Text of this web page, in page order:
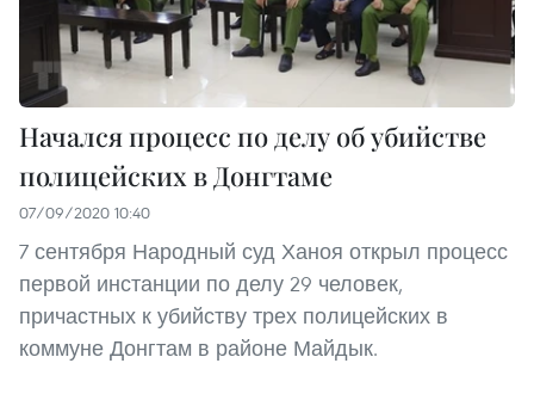
Начался процесс по делу об убийстве
полицейских в Донгтаме
07/09/2020 10:40
7 сентября Народный суд Ханоя открыл процесс
первой инстанции по делу 29 человек,
причастных к убийству трех полицейских в
коммуне Донгтам в районе Майдык.